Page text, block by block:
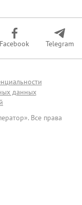
Facebook Telegram
данных
Все права